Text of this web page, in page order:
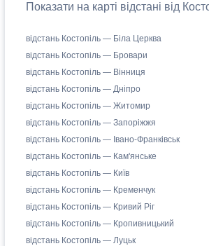
Показати на карті відстані від
відстань Костопіль — Біла Церква
відстань Костопіль — Бровари
відстань Костопіль — Вінниця
відстань Костопіль — Дніпро
відстань Костопіль — Житомир
відстань Костопіль — Запоріжжя
відстань Костопіль — Івано-Франківськ
відстань Костопіль — Кам'янське
відстань Костопіль — Київ
відстань Костопіль — Кременчук
відстань Костопіль — Кривий Ріг
відстань Костопіль — Кропивницький
відстань Костопіль — Луцьк